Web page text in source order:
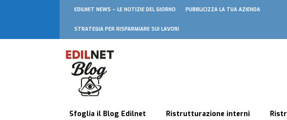
EDILNET NEWS – LE NOTIZIE DEL GIORNO PUBBLICIZZA LA TUA AZIENDA
STRATEGIA PER RISPARMIARE SUI LAVORI
Sfoglia il Blog Edilnet Ristrutturazione interni